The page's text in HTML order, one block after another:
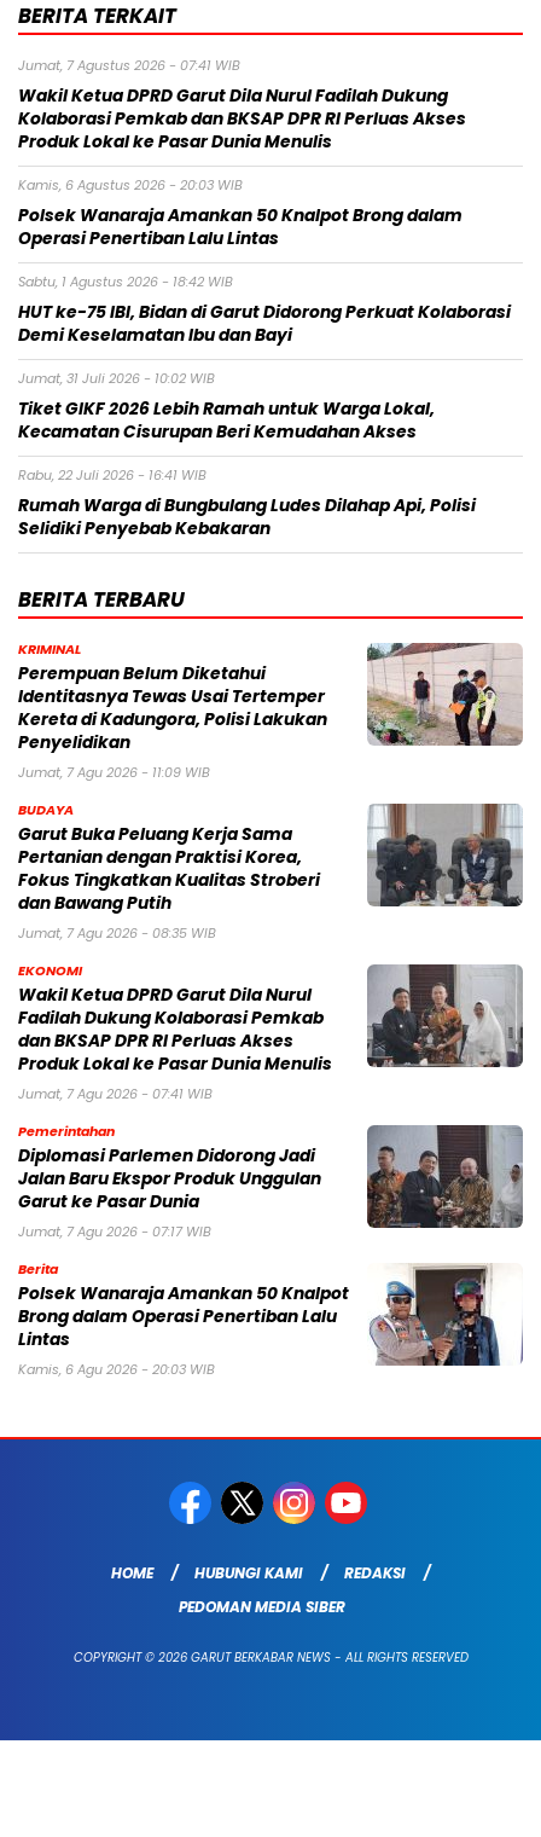
BERITA TERKAIT
Jumat, 7 Agustus 2026 - 07:41 WIB
Wakil Ketua DPRD Garut Dila Nurul Fadilah Dukung
Kolaborasi Pemkab dan BKSAP DPR RI Perluas Akses
Produk Lokal ke Pasar Dunia Menulis
Kamis, 6 Agustus 2026 - 20:03 WIB
Polsek Wanaraja Amankan 50 Knalpot Brong dalam
Operasi Penertiban Lalu Lintas
Sabtu, 1 Agustus 2026 - 18:42 WIB
HUT ke-75 IBI, Bidan di Garut Didorong Perkuat Kolaborasi
Demi Keselamatan Ibu dan Bayi
Jumat, 31 Juli 2026 - 10:02 WIB
Tiket GIKF 2026 Lebih Ramah untuk Warga Lokal,
Kecamatan Cisurupan Beri Kemudahan Akses
Rabu, 22 Juli 2026 - 16:41 WIB
Rumah Warga di Bungbulang Ludes Dilahap Api, Polisi
Selidiki Penyebab Kebakaran
BERITA TERBARU
KRIMINAL
Perempuan Belum Diketahui
Identitasnya Tewas Usai Tertemper
Kereta di Kadungora, Polisi Lakukan
Penyelidikan
Jumat, 7 Agu 2026 - 11:09 WIB
BUDAYA
Garut Buka Peluang Kerja Sama
Pertanian dengan Praktisi Korea,
Fokus Tingkatkan Kualitas Stroberi
dan Bawang Putih
Jumat, 7 Agu 2026 - 08:35 WIB
EKONOMI
Wakil Ketua DPRD Garut Dila Nurul
Fadilah Dukung Kolaborasi Pemkab
dan BKSAP DPR RI Perluas Akses
Produk Lokal ke Pasar Dunia Menulis
Jumat, 7 Agu 2026 - 07:41 WIB
Pemerintahan
Diplomasi Parlemen Didorong Jadi
Jalan Baru Ekspor Produk Unggulan
Garut ke Pasar Dunia
Jumat, 7 Agu 2026 - 07:17 WIB
Berita
Polsek Wanaraja Amankan 50 Knalpot
Brong dalam Operasi Penertiban Lalu
Lintas
Kamis, 6 Agu 2026 - 20:03 WIB
HOME HUBUNGI KAMI
REDAKSI
PEDOMAN MEDIA SIBER
COPYRIGHT © 2026 GARUT BERKABAR NEWS - ALL RIGHTS RESERVED